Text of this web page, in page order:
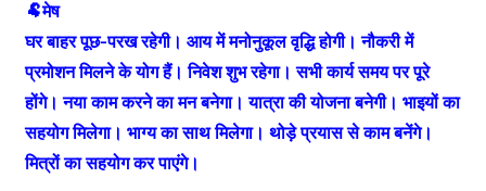
🐏मेष
घर बाहर पूछ-परख रहेगी। आय में मनोनुकूल वृद्धि होगी। नौकरी में
प्रमोशन मिलने के योग हैं। निवेश शुभ रहेगा। सभी कार्य समय पर पूरे
होंगे। नया काम करने का मन बनेगा। यात्रा की योजना बनेगी। भाइयों का
सहयोग मिलेगा। भाग्य का साथ मिलेगा। थोड़े प्रयास से काम बनेंगे।
मित्रों का सहयोग कर पाएंगे।